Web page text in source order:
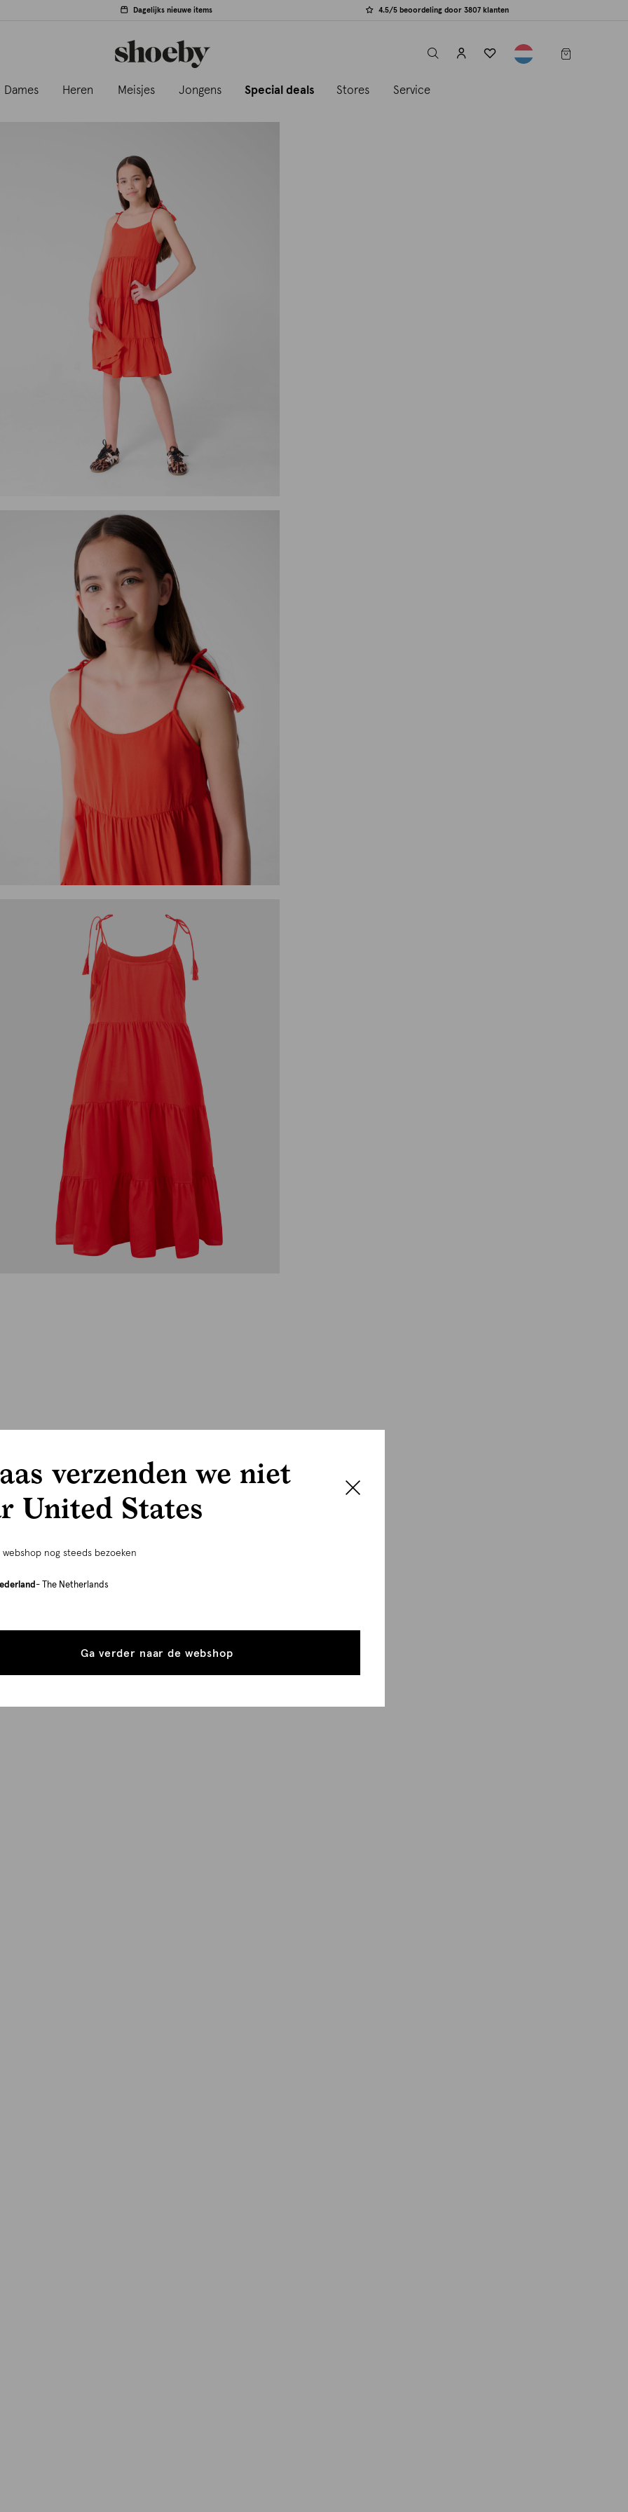
Dagelijks nieuwe items 4.5/5 beoordeling door 3807 klanten
label.header.toggle
Dames Heren Meisjes Jongens Special deals Stores Service
verzenden we niet
United States
nog steeds bezoeken
- The Netherlands
Ga verder naar de webshop